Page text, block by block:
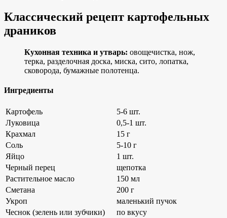
Классический рецепт картофельных
драников
Кухонная техника и утварь: овощечистка, нож,
терка, разделочная доска, миска, сито, лопатка,
сковорода, бумажные полотенца.
Ингредиенты
Картофель
5-6 шт.
Луковица
0,5-1 шт.
Крахмал
15 г
Соль
5-10 г
Яйцо
1 шт.
Черный перец
щепотка
Растительное масло
150 мл
Сметана
200 г
Укроп
маленький пучок
Чеснок (зелень или зубчики)
по вкусу